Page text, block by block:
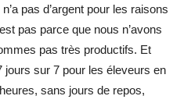
pas d’argent pour les raisons
pas parce que nous n’avons
pas très productifs. Et
sur 7 pour les éleveurs en
sans jours de repos,